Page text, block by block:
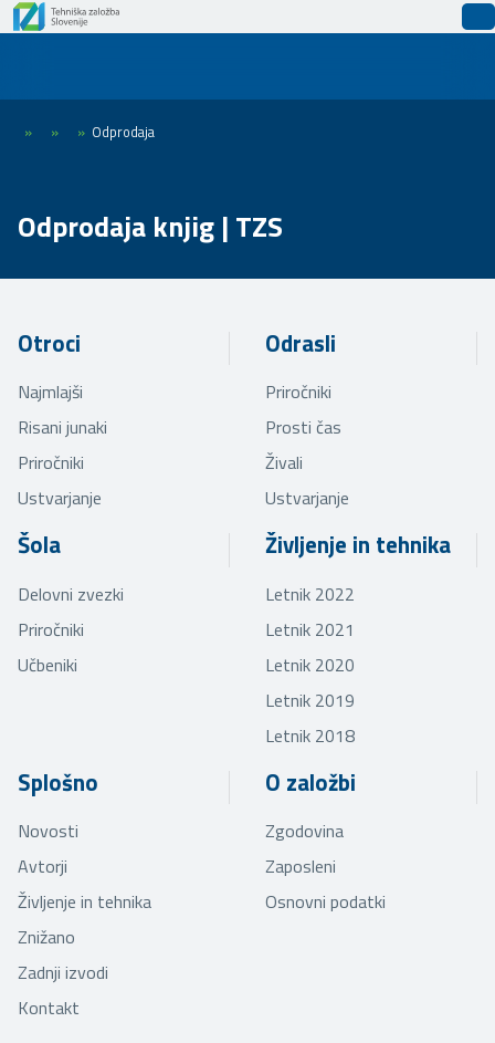
» » » Odprodaja
Odprodaja knjig | TZS
Otroci
Najmlajši
Risani junaki
Priročniki
Ustvarjanje
Odrasli
Priročniki
Prosti čas
Živali
Ustvarjanje
Šola
Delovni zvezki
Priročniki
Učbeniki
Življenje in tehnika
Letnik 2022
Letnik 2021
Letnik 2020
Letnik 2019
Letnik 2018
Splošno
Novosti
Avtorji
Življenje in tehnika
Znižano
Zadnji izvodi
Kontakt
O založbi
Zgodovina
Zaposleni
Osnovni podatki